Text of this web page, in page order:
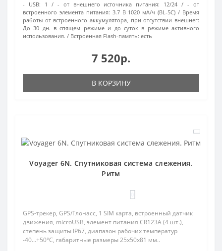
- USB: 1 - от внешнего источника питания: 12/24
- от
встроенного элемента питания: 3.7 В 1020 мА/ч (BL-5C)
Время
работы от встроенного аккумулятора, при отсутствии внешнег:
До 30 дн. в спящем режиме и до суток в режиме активного
использования.
Встроенная Flash-память: есть
7 520р.
В КОРЗИНУ
Voyager 6N. Спутниковая система слежения.
Ритм
GPS-трекер, GPS/Глонасс, 1 SIM карта, встроенный датчик
движения, microUSB, элемент питания CR123A (4 шт.),
степень защиты IP67, диапазон рабочих температур
-40...+50°C, габаритные размеры 25х50х81 мм..